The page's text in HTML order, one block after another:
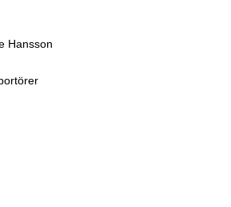
Hansson